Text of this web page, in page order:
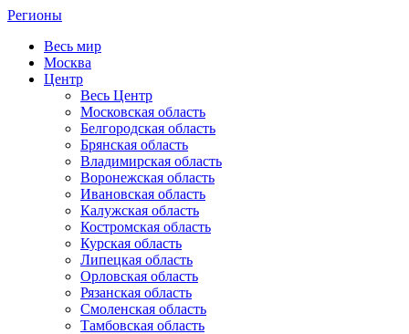
Регионы
Весь мир
Москва
Центр
Весь Центр
Московская область
Белгородская область
Брянская область
Владимирская область
Воронежская область
Ивановская область
Калужская область
Костромская область
Курская область
Липецкая область
Орловская область
Рязанская область
Смоленская область
Тамбовская область